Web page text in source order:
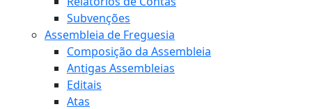
Subvenções
Assembleia de Freguesia
Composição da Assembleia
Antigas Assembleias
Editais
Atas